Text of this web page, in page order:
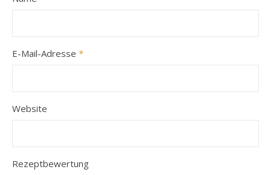
E-Mail-Adresse *
Website
Rezeptbewertung